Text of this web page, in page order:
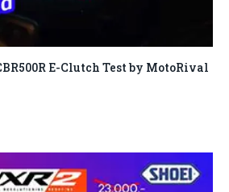
E-Clutch Test by MotoRival